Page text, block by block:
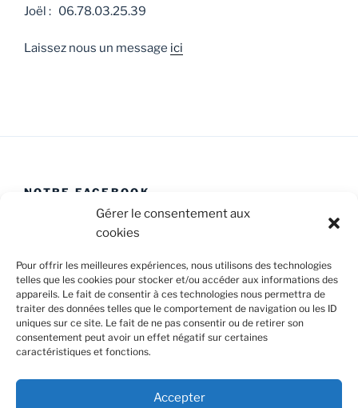
Gérer le consentement aux
cookies
Pour offrir les meilleures expériences, nous utilisons des technologies
telles que les cookies pour stocker et/ou accéder aux informations des
appareils. Le fait de consentir à ces technologies nous permettra de
traiter des données telles que le comportement de navigation ou les ID
uniques sur ce site. Le fait de ne pas consentir ou de retirer son
consentement peut avoir un effet négatif sur certaines
caractéristiques et fonctions.
Accepter
Joël : 06.78.03.25.39
Laissez nous un message ici
NOTRE FACEBOOK
Facebook
Caval’Trad
E-
mail
Politique
de
cookies
Confidentialité et cookies : ce site utilise des cookies. En
Pour en savoir plus, notamment sur la façon de contrôler les